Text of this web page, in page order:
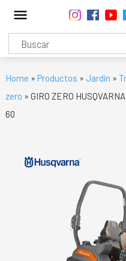
Home » Productos » Jardín »
zero » GIRO ZERO
60